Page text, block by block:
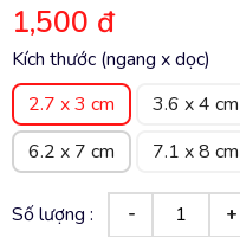
1,500 đ
Kích thước (ngang x dọc)
2.7 x 3 cm
3.6 x 4 cm
6.2 x 7 cm
7.1 x 8 cm
Số lượng :